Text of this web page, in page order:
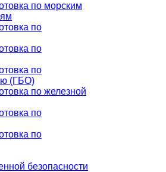
по морским
по
по
по
(ГБО)
по железной
по
по
безопасности